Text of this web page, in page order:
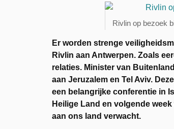
Rivlin op bezoek
Er worden strenge
Rivlin aan Antwerpen. Zoals
relaties. Minister van
aan Jeruzalem en Tel Aviv.
een belangrijke conferentie in
Heilige Land en volgende
aan ons land verwacht.